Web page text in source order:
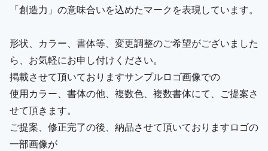
「創造力」の意味合いを込めたマークを表現しています。
形状、カラー、書体等、変更調整のご希望がございました
ら、お気軽にお申し付けください。
掲載させて頂いておりますサンプルロゴ画像での
使用カラー、書体の他、複数色、複数書体にて、ご提案さ
せて頂きます。
ご提案、修正完了の後、納品させて頂いておりますロゴの
一部画像が